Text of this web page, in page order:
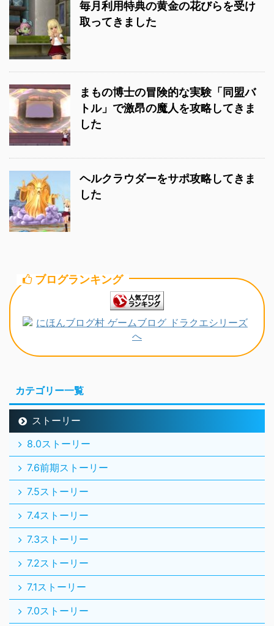
毎月利用特典の黄金の花びらを受け
取ってきました
まもの博士の冒険的な実験「同盟バ
トル」で激昂の魔人を攻略してきま
した
ヘルクラウダーをサポ攻略してきま
した
ブログランキング
カテゴリー一覧
ストーリー
8.0ストーリー
7.6前期ストーリー
7.5ストーリー
7.4ストーリー
7.3ストーリー
7.2ストーリー
7.1ストーリー
7.0ストーリー